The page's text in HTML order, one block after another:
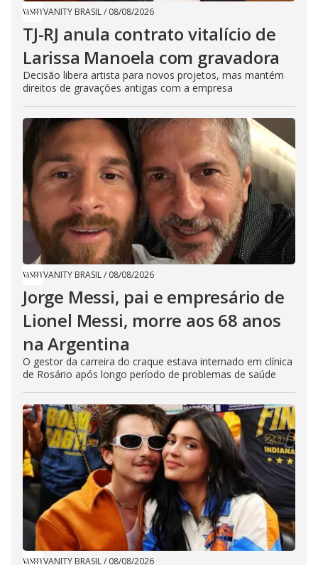
VANITY BRASIL/ 08/08/2026
TJ-RJ anula contrato vitalício de
Larissa Manoela com gravadora
Decisão libera artista para novos projetos, mas mantém
direitos de gravações antigas com a empresa
VANITY BRASIL/ 08/08/2026
Jorge Messi, pai e empresário de
Lionel Messi, morre aos 68 anos
na Argentina
O gestor da carreira do craque estava internado em clínica
de Rosário após longo período de problemas de saúde
VANITY BRASIL/ 08/08/2026